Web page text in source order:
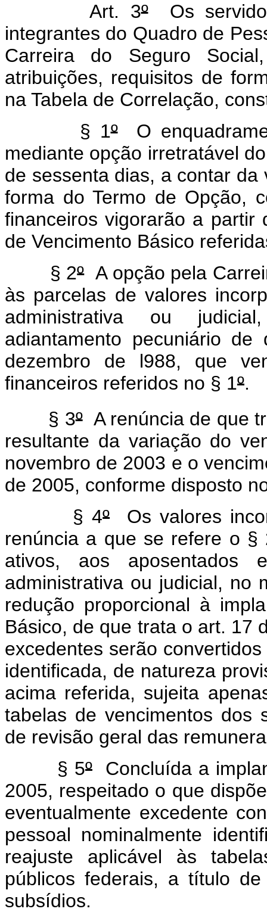
Art. 3ºOs
integrantes do Quadro de
Carreira do Seguro
atribuições, requisitos de
na Tabela de Correlação,
§ 1ºO
mediante opção irretratável
de sessenta dias, a contar
forma do Termo de Opção,
financeiros vigorarão a partir
de Vencimento Básico
§ 2ºA opção pela
às parcelas de valores
administrativa ou
adiantamento pecuniário
dezembro de l988, que
financeiros referidos no § 1º.
§ 3ºA renúncia de que
resultante da variação do
novembro de 2003 e o
de 2005, conforme disposto
§ 4ºOs valores
renúncia a que se refere o §
ativos, aos aposentados
administrativa ou judicial, no
redução proporcional à
Básico, de que trata o art. 17
excedentes serão
identificada, de natureza
acima referida, sujeita
tabelas de vencimentos dos
de revisão geral das
§ 5º Concluída a
2005, respeitado o que
eventualmente excedente
pessoal nominalmente
reajuste aplicável às
públicos federais, a título
subsídios.